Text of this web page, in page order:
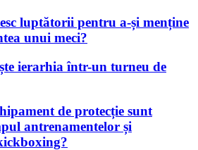
luptătorii pentru a-și menține
unui meci?
ierarhia într-un turneu de
de protecție sunt
antrenamentelor și